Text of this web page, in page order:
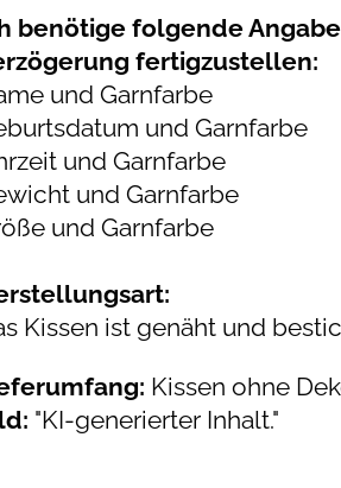
benötige folgende
fertigzustellen:
und Garnfarbe
und Garnfarbe
und Garnfarbe
und Garnfarbe
und Garnfarbe
Kissen ist genäht und
Kissen ohne
"KI-generierter Inhalt."